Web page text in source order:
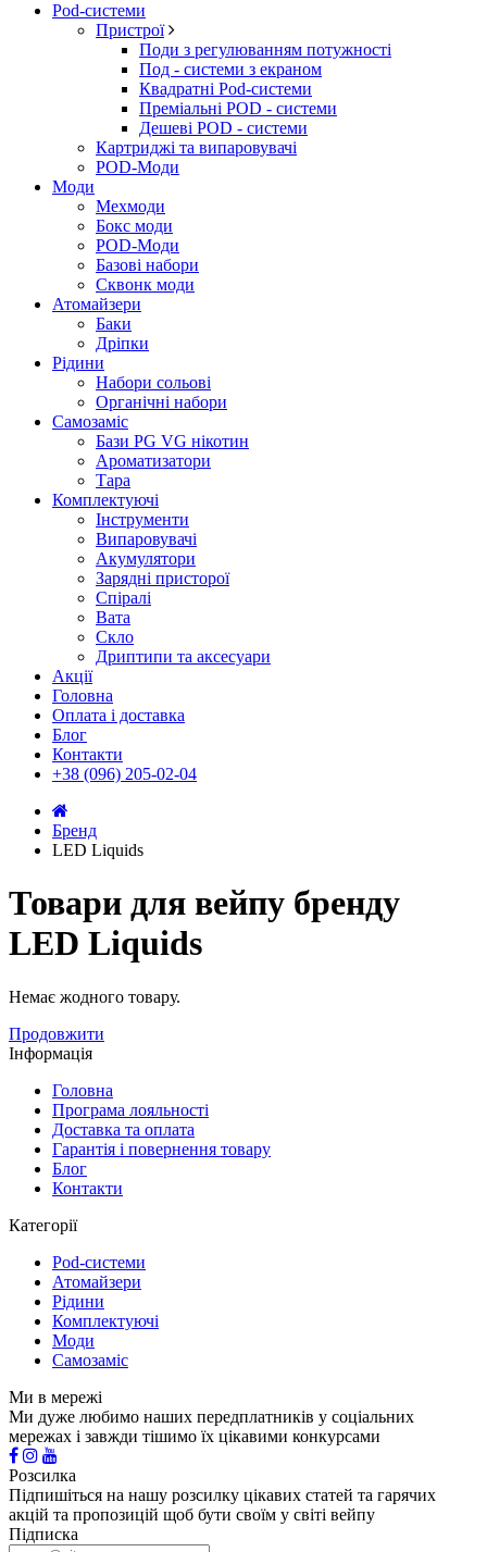
Pod-системи
Пристрої
Поди з регулюванням потужності
Под - системи з екраном
Квадратні Pod-системи
Преміальні POD - системи
Дешеві POD - системи
Картриджі та випаровувачі
POD-Моди
Моди
Мехмоди
Бокс моди
POD-Моди
Базові набори
Сквонк моди
Атомайзери
Баки
Дріпки
Рідини
Набори сольові
Органічні набори
Самозаміс
Бази PG VG нікотин
Ароматизатори
Тара
Комплектуючі
Інструменти
Випаровувачі
Акумулятори
Зарядні присторої
Спіралі
Вата
Скло
Дриптипи та аксесуари
Акції
Головна
Оплата і доставка
Блог
Контакти
+38 (096) 205-02-04
Бренд
LED Liquids
Товари для вейпу бренду
LED Liquids
Немає жодного товару.
Продовжити
Інформація
Головна
Програма лояльності
Доставка та оплата
Гарантія і повернення товару
Блог
Контакти
Категорії
Pod-системи
Атомайзери
Рідини
Комплектуючі
Моди
Самозаміс
Ми в мережі
Ми дуже любимо наших передплатників у соціальних
мережах і завжди тішимо їх цікавими конкурсами
Розсилка
Підпишіться на нашу розсилку цікавих статей та гарячих
акцій та пропозицій щоб бути своїм у світі вейпу
Підписка